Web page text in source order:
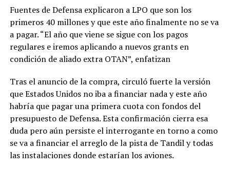
Fuentes de Defensa explicaron a LPO que son los
primeros 40 millones y que este año finalmente no se va
a pagar. “El año que viene se sigue con los pagos
regulares e iremos aplicando a nuevos grants en
condición de aliado extra OTAN”, enfatizan
Tras el anuncio de la compra, circuló fuerte la versión
que Estados Unidos no iba a financiar nada y este año
habría que pagar una primera cuota con fondos del
presupuesto de Defensa. Esta confirmación cierra esa
duda pero aún persiste el interrogante en torno a como
se va a financiar el arreglo de la pista de Tandil y todas
las instalaciones donde estarían los aviones.